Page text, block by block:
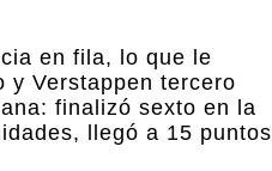
en fila, lo que le
y Verstappen tercero
finalizó sexto en la
llegó a 15 puntos